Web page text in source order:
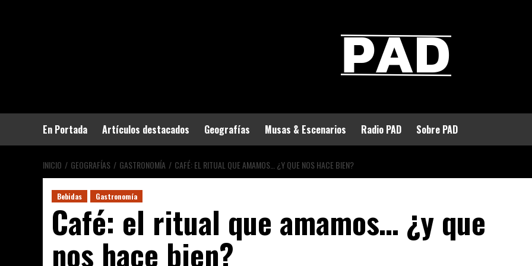
En Portada Artículos destacados Geografías Musas & Escenarios Radio PAD Sobre PAD
INICIO GEOGRAFÍAS GASTRONOMÍA CAFÉ: EL RITUAL QUE AMAMOS… ¿Y QUE NOS HACE BIEN?
Bebidas Gastronomía
Café: el ritual que amamos… ¿y que
nos hace bien?